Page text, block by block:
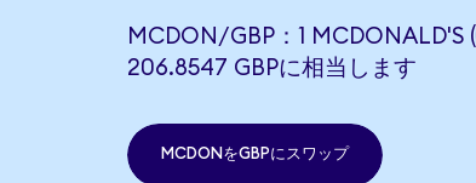
MCDON/GBP：1 MCDONALD'S
206.8547 GBPに相当します
MCDONをGBPにスワップ